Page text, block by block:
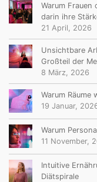
Warum Frauen
darin ihre
21 April, 2026
Unsichtbare
Großteil der
8 März, 2026
Warum
19 Januar,
Warum
11 November,
Intuitive
Diätspirale